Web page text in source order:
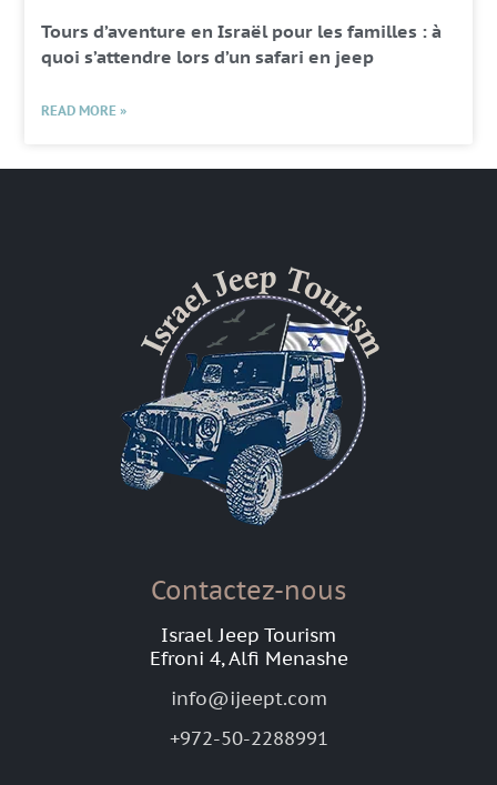
Tours d’aventure en Israël pour les familles : à
quoi s’attendre lors d’un safari en jeep
READ MORE »
Contactez-nous
Israel Jeep Tourism
Efroni 4, Alfi Menashe
info@ijeept.com
+972-50-2288991